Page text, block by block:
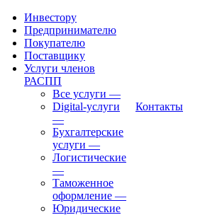
Инвестору
Предпринимателю
Покупателю
Поставщику
Услуги членов
РАСПП
Все услуги —
Digital-услуги
—
Бухгалтерские
услуги —
Логистические
—
Таможенное
оформление —
Юридические
Контакты